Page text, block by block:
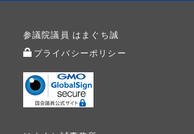
参議院議員 はまぐち誠
プライバシーポリシー